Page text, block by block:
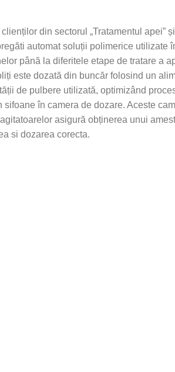
din sectorul „Tratamentul apei”
automat soluții polimerice utilizate
până la diferitele etape de tratare a
este dozată din buncăr folosind un
de pulbere utilizată, optimizând
în camera de dozare. Aceste
asigură obținerea unui
si dozarea corecta.